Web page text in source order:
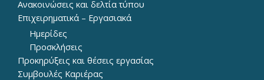
Ανακοινώσεις και δελτία τύπου
Επιχειρηματικά – Εργασιακά
Ημερίδες
Προσκλήσεις
Προκηρύξεις και θέσεις εργασίας
Συμβουλές Καριέρας